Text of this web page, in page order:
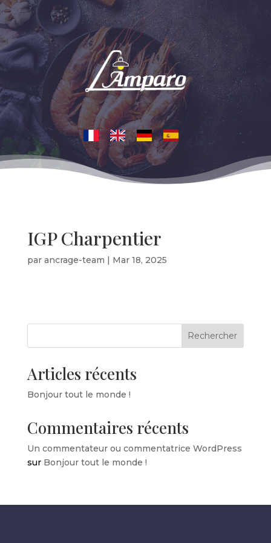
IGP Charpentier
par ancrage-team | Mar 18, 2025
Rechercher
Articles récents
Bonjour tout le monde !
Commentaires récents
Un commentateur ou commentatrice WordPress
sur Bonjour tout le monde !